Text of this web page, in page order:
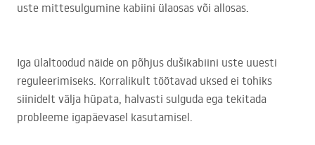
uste mittesulgumine kabiini ülaosas või allosas.
Iga ülaltoodud näide on põhjus dušikabiini uste uuesti
reguleerimiseks. Korralikult töötavad uksed ei tohiks
siinidelt välja hüpata, halvasti sulguda ega tekitada
probleeme igapäevasel kasutamisel.